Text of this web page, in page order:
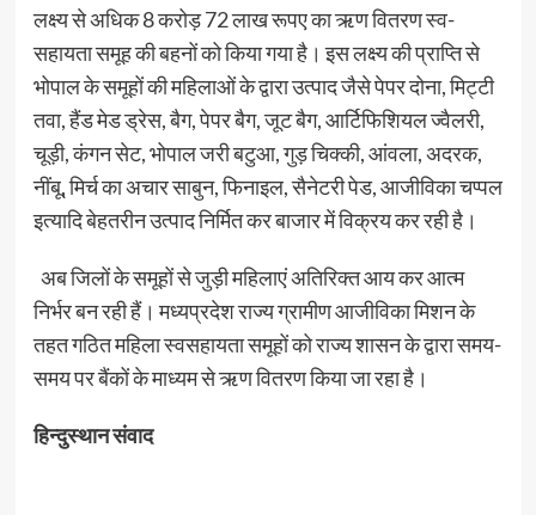
लक्ष्य से अधिक 8 करोड़ 72 लाख रूपए का ऋण वितरण स्व-
सहायता समूह की बहनों को किया गया है। इस लक्ष्य की प्राप्ति से
भोपाल के समूहों की महिलाओं के द्वारा उत्पाद जैसे पेपर दोना, मिट्टी
तवा, हैंड मेड ड्रेस, बैग, पेपर बैग, जूट बैग, आर्टिफिशियल ज्वैलरी,
चूड़ी, कंगन सेट, भोपाल जरी बटुआ, गुड़ चिक्की, आंवला, अदरक,
नींबू, मिर्च का अचार साबुन, फिनाइल, सैनेटरी पेड, आजीविका चप्पल
इत्यादि बेहतरीन उत्पाद निर्मित कर बाजार में विक्रय कर रही है।
अब जिलों के समूहों से जुड़ी महिलाएं अतिरिक्त आय कर आत्म
निर्भर बन रही हैं। मध्यप्रदेश राज्य ग्रामीण आजीविका मिशन के
तहत गठित महिला स्वसहायता समूहों को राज्य शासन के द्वारा समय-
समय पर बैंकों के माध्यम से ऋण वितरण किया जा रहा है।
हिन्दुस्थान संवाद